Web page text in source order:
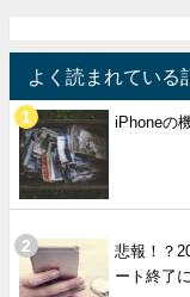
よく読まれている
iPhoneの
悲報！？
ート終了に